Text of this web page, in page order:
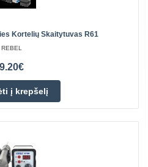
Kortelių Skaitytuvas R61
REBEL
9.20€
į krepšelį